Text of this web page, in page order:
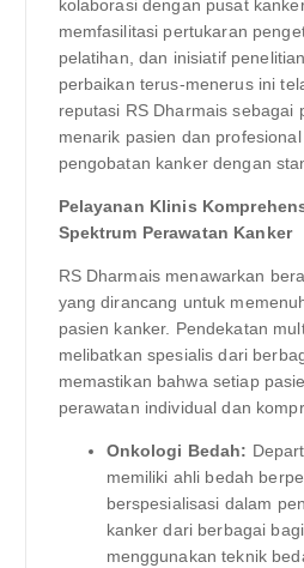
kolaborasi dengan pusat
memfasilitasi pertukaran
pelatihan, dan inisiatif
perbaikan terus-menerus ini
reputasi RS Dharmais sebagai
menarik pasien dan
pengobatan kanker dengan
Pelayanan Klinis
Spektrum Perawatan Kanker
RS Dharmais menawarkan
yang dirancang untuk
pasien kanker. Pendekatan
melibatkan spesialis dari
memastikan bahwa setiap
perawatan individual dan
Onkologi Bedah:
memiliki ahli bedah
berspesialisasi dalam
kanker dari berbagai
menggunakan teknik